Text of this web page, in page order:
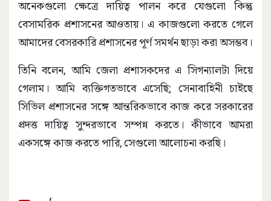
অনেকগুলো ক্ষেত্রে দায়িত্ব পালন করে যেগুলো কিন্তু
বেসামরিক প্রশাসনের আওতায়। এ কাজগুলো করতে গেলে
আমাদের বেসরকারি প্রশাসনের পূর্ণ সমর্থন ছাড়া করা অসম্ভব।
তিনি বলেন, আমি জেলা প্রশাসকদের এ সিগন্যালটা দিয়ে
গেলাম। আমি ব্যক্তিগতভাবে এসেছি; সেনাবাহিনী চাইছে
সিভিল প্রশাসনের সঙ্গে আন্তরিকভাবে কাজ করে সরকারের
প্রদত্ত দায়িত্ব সুন্দরভাবে সম্পন্ন করতে। কীভাবে আমরা
একসঙ্গে কাজ করতে পারি, সেগুলো আলোচনা করছি।